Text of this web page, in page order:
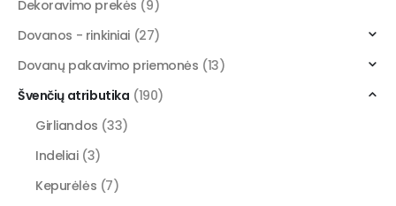
Dekoravimo prekės (9)
Dovanos - rinkiniai (27)
Dovanų pakavimo priemonės (13)
Švenčių atributika (190)
Girliandos (33)
Indeliai (3)
Kepurėlės (7)